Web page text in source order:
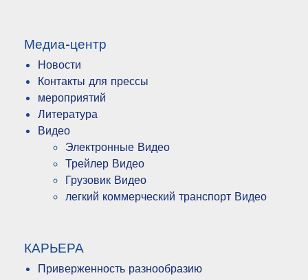
Медиа-центр
Новости
Контакты для прессы
мероприятий
Литература
Видео
Электронные Видео
Трейлер Видео
Грузовик Видео
легкий коммерческий транспорт Видео
КАРЬЕРА
Приверженность разнообразию